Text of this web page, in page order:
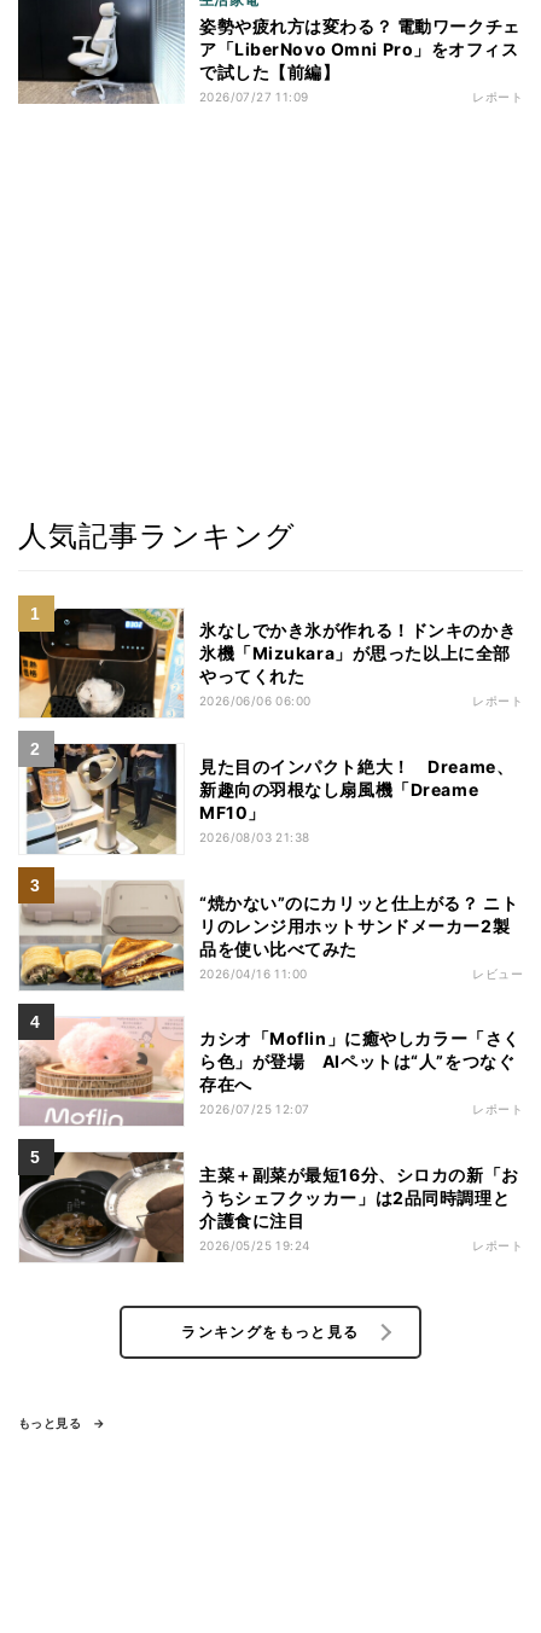
姿勢や疲れ方は変わる？ 電動ワークチェ
ア「LiberNovo Omni Pro」をオフィス
で試した【前編】
2026/07/27 11:09 レポート
人気記事ランキング
氷なしでかき氷が作れる！ドンキのかき
氷機「Mizukara」が思った以上に全部
やってくれた
2026/06/06 06:00 レポート
見た目のインパクト絶大！ Dreame、
新趣向の羽根なし扇風機「Dreame
MF10」
2026/08/03 21:38
“焼かない”のにカリッと仕上がる？ ニト
リのレンジ用ホットサンドメーカー2製
品を使い比べてみた
2026/04/16 11:00 レビュー
カシオ「Moflin」に癒やしカラー「さく
ら色」が登場 AIペットは“人”をつなぐ
存在へ
2026/07/25 12:07 レポート
主菜＋副菜が最短16分、シロカの新「お
うちシェフクッカー」は2品同時調理と
介護食に注目
2026/05/25 19:24 レポート
ランキングをもっと見る
もっと見る